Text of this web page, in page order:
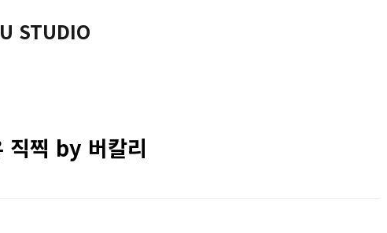
STUDIO
직찍 by 버칼리